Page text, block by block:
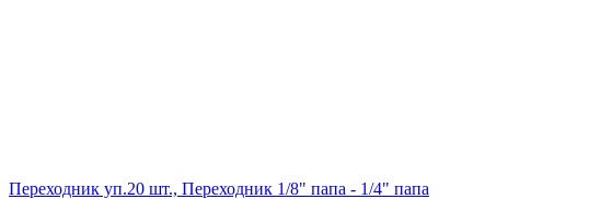
Переходник уп.20 шт., Переходник 1/8" папа - 1/4" папа